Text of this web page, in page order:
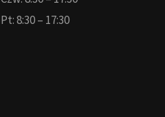
Pt: 8:30 – 17:30